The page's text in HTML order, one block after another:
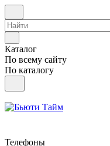
Каталог
По всему сайту
По каталогу
Телефоны